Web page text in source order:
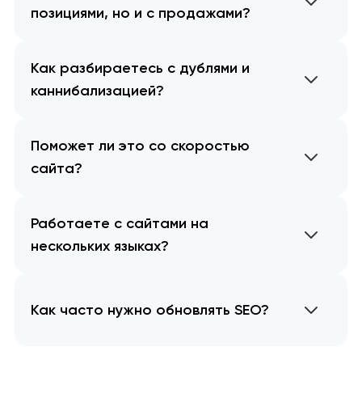
позициями, но и с продажами?
Как разбираетесь с дублями и
каннибализацией?
Поможет ли это со скоростью
сайта?
Работаете с сайтами на
нескольких языках?
Как часто нужно обновлять SEO?